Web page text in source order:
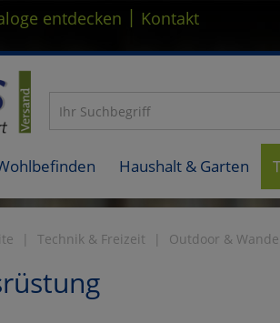
entdecken | Kontakt
Haushalt & Garten
Technik & Freizeit Outdoor &